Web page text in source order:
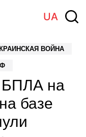
UA
ВОЙНА
БПЛА на
базе